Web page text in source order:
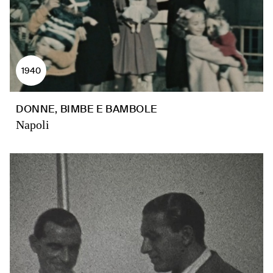
1940
DONNE, BIMBE E BAMBOLE
Napoli